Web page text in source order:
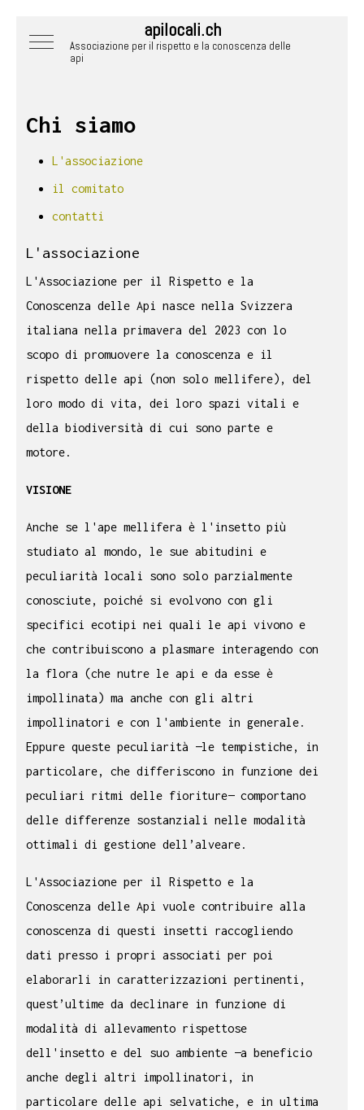
Mobile Menu Toggleapilocali.ch
Associazione per il rispetto e la conoscenza delle
api
Chi siamo
L'associazione
il comitato
contatti
L'associazione
L'Associazione per il Rispetto e la
Conoscenza delle Api nasce nella Svizzera
italiana nella primavera del 2023 con lo
scopo di promuovere la conoscenza e il
rispetto delle api (non solo mellifere), del
loro modo di vita, dei loro spazi vitali e
della biodiversità di cui sono parte e
motore.
VISIONE
Anche se l'ape mellifera è l'insetto più
studiato al mondo, le sue abitudini e
peculiarità locali sono solo parzialmente
conosciute, poiché si evolvono con gli
specifici ecotipi nei quali le api vivono e
che contribuiscono a plasmare interagendo con
la flora (che nutre le api e da esse è
impollinata) ma anche con gli altri
impollinatori e con l'ambiente in generale.
Eppure queste peculiarità —le tempistiche, in
particolare, che differiscono in funzione dei
peculiari ritmi delle fioriture— comportano
delle differenze sostanziali nelle modalità
ottimali di gestione dell’alveare.
L'Associazione per il Rispetto e la
Conoscenza delle Api vuole contribuire alla
conoscenza di questi insetti raccogliendo
dati presso i propri associati per poi
elaborarli in caratterizzazioni pertinenti,
quest’ultime da declinare in funzione di
modalità di allevamento rispettose
dell'insetto e del suo ambiente —a beneficio
anche degli altri impollinatori, in
particolare delle api selvatiche, e in ultima